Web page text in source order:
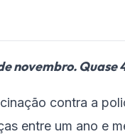
novembro. Quase
contra a
entre um ano e